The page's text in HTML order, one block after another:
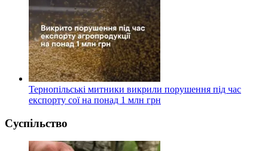
Тернопільські митники викрили порушення під час
експорту сої на понад 1 млн грн
Суспільство